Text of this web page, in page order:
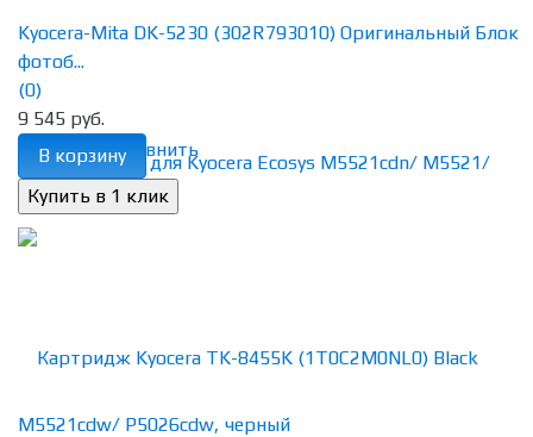
избранное сравнить
Kyocera-Mita DK-5230 (302R793010) Оригинальный Блок
фотоб...
(0)
9 545 руб.
В корзину